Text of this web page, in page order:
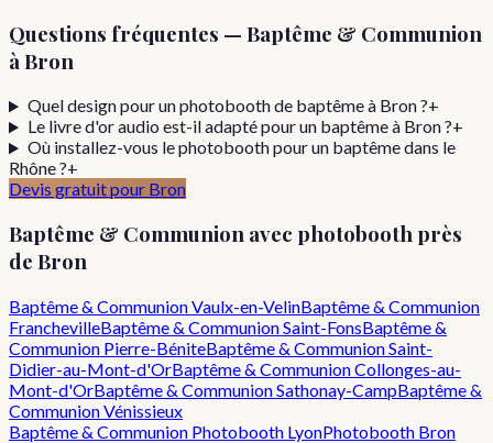
Questions fréquentes — Baptême & Communion
à Bron
Quel design pour un photobooth de baptême à Bron ?+
Le livre d'or audio est-il adapté pour un baptême à Bron ?+
Où installez-vous le photobooth pour un baptême dans le
Rhône ?+
Devis gratuit pour Bron
Baptême & Communion avec photobooth près
de Bron
Baptême & CommunionVaulx-en-VelinBaptême & Communion
FranchevilleBaptême & CommunionSaint-FonsBaptême &
Communion Pierre-BéniteBaptême & CommunionSaint-
Didier-au-Mont-d'OrBaptême & CommunionCollonges-au-
Mont-d'OrBaptême & CommunionSathonay-CampBaptême &
CommunionVénissieux
Baptême & Communion Photobooth LyonPhotobooth Bron